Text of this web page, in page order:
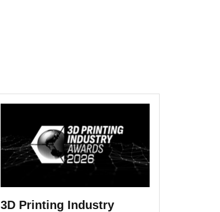
3D Printing Industry